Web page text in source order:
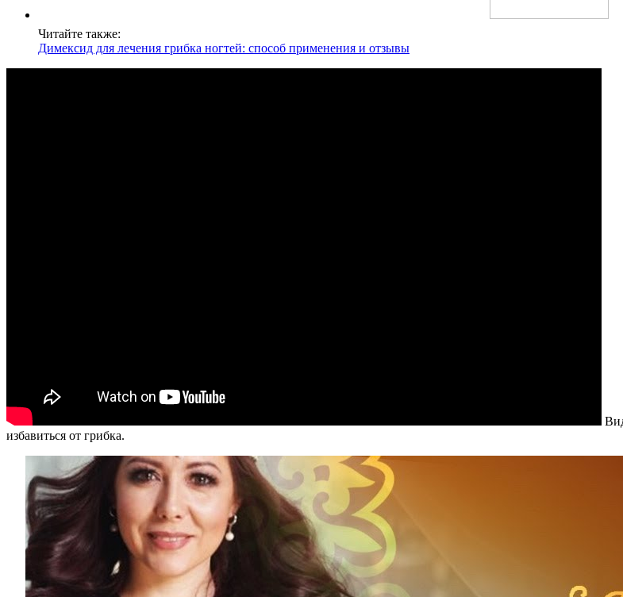
Читайте также:
Димексид для лечения грибка ногтей: способ применения и отзывы
избавиться от грибка.